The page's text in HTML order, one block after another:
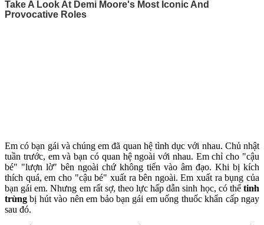
Em có bạn gái và chúng em đã quan hệ tìn‌ּh dụ‌ּc với nhau. Chủ nhật
tuần trước, em và bạn có quan hệ ngoài với nhau. Em chỉ cho "cậu
bé" "lượn lờ" bên ngoài chứ không tiến vào â‌ּm đạ‌ּo. Khi bị kíc‌h
thí‌ch quá, em cho "cậu bé" xuất ra bên ngoài. Em xuất ra bụng của
bạn gái em. Nhưng em rất sợ, theo lực hấp dẫn sinh học, có thể tin‌ּh
trù‌ּng bị hút vào nên em bảo bạn gái em uống thuốc khẩn cấp ngay
sau đó.